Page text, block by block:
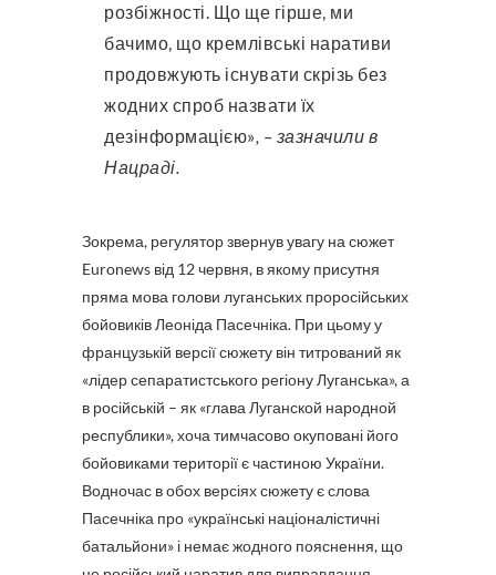
розбіжності. Що ще гірше, ми
бачимо, що кремлівські наративи
продовжують існувати скрізь без
жодних спроб назвати їх
дезінформацією», – зазначили в
Нацраді.
Зокрема, регулятор звернув увагу на сюжет
Euronews від 12 червня, в якому присутня
пряма мова голови луганських проросійських
бойовиків Леоніда Пасечніка. При цьому у
французькій версії сюжету він титрований як
«лідер сепаратистського регіону Луганська», а
в російській – як «глава Луганской народной
республики», хоча тимчасово окуповані його
бойовиками території є частиною України.
Водночас в обох версіях сюжету є слова
Пасечніка про «українські націоналістичні
батальйони» і немає жодного пояснення, що